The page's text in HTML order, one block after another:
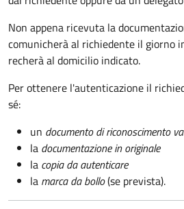
Non appena ricevuta la
comunicherà al richiedente il giorno
recherà al domicilio indicato.
Per ottenere l'autenticazione il
sé:
un documento di riconoscimento
la documentazione in originale
la copia da autenticare
la marca da bollo(se prevista).